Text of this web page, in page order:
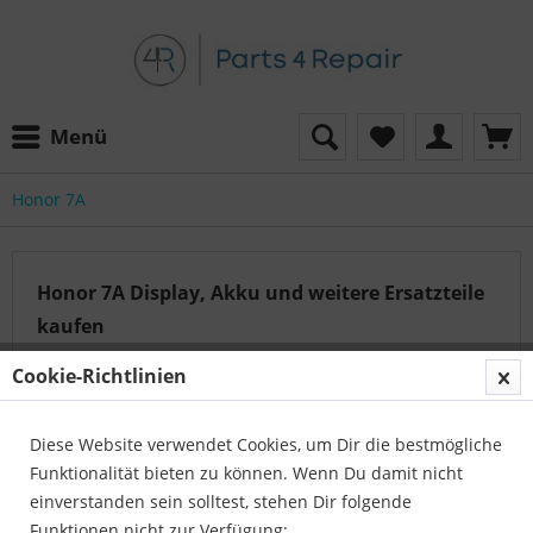
Menü
Honor 7A
Honor 7A Display, Akku und weitere Ersatzteile
kaufen
1mehr erfahren »
Auf der Suche nach dem passenden Artikel?
Unser Serviceteam hilft Ihnen gerne weiter:
Parts4Repair - Kundenservice
Cookie-Richtlinien
Diese Website verwendet Cookies, um Dir die bestmögliche
Funktionalität bieten zu können. Wenn Du damit nicht
einverstanden sein solltest, stehen Dir folgende